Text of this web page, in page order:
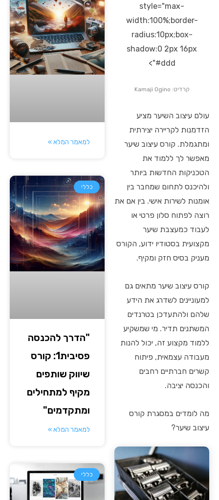
style="max-
width:100%;border-
radius:10px;box-
shadow:0 2px 16px
#ddd">
קרדיט: Kamaji Ogino
עולם עיצוב השיער מציע
הזדמנות לקריירה יצירתית
ומתגמלת. קורס עיצוב שיער
מאפשר לך ללמוד את
הטכניקות החדשות ביותר
ולהיכנס לתחום שמחבר בין
אומנות לשירות אישי. בין אם את
רוצה לפתוח סלון פרטי או
לעבוד כמעצבת שיער
מקצועית בסטודיו ידוע, הקורס
מעניק בסיס חזק ומקיף.
קורס עיצוב שיער מתאים גם
למעוניינים לשדרג את הידע
שלהם ולהתעדכן בטרנדים
המשתנים תדיר. מי שמשקיע
ללמוד מקצוע זה, יכול להנות
מעבודה עצמאית, פיתוח
קשרים חברתיים רחבים
והכנסה יציבה.
מה לומדים במסגרת קורס
עיצוב שיער?
למאמר המלא »
כללי
"הדרך להכנסה
פסיבית1: קורס
שיווק שותפים
מקיף למתחילים
ומתקדמים"
למאמר המלא »
כללי